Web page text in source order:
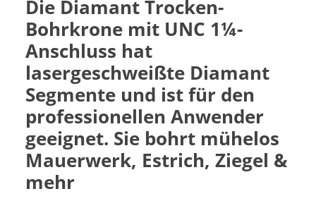
Die Diamant Trocken-
Bohrkrone mit UNC 1¼-
Anschluss hat
lasergeschweißte Diamant
Segmente und ist für den
professionellen Anwender
geeignet. Sie bohrt mühelos
Mauerwerk, Estrich, Ziegel &
mehr